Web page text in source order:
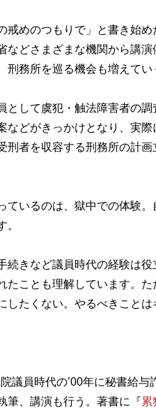
めのつもりで」と書き始
などさまざまな機関から講
務所を巡る機会も増えてい
として虞犯・触法障害者の
などがきっかけとなり、実
刑者を収容する刑務所の計
いるのは、獄中での体験
。
続きなど議員時代の経験は
たことも理解しています。
したくない。やるべきこと
議員時代の’00年に秘書給
筆、講演も行う。著書に『累